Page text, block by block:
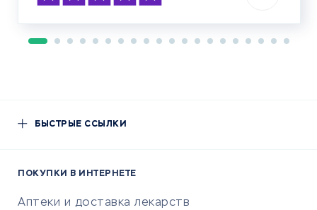
БЫСТРЫЕ ССЫЛКИ
ПОКУПКИ В ИНТЕРНЕТЕ
Аптеки и доставка лекарств